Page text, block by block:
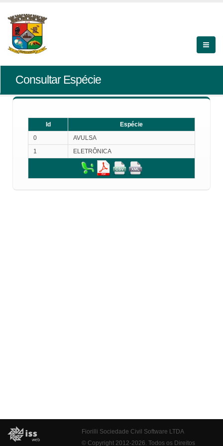
Consultar Espécie
Id
Espécie
0
AVULSA
1
ELETRÔNICA
Fiorilli Sociedade Civil Software LTDA
© Copyright 2012-2026. Todos os Direitos